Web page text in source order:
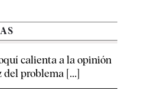
calienta a la opinión
problema [...]